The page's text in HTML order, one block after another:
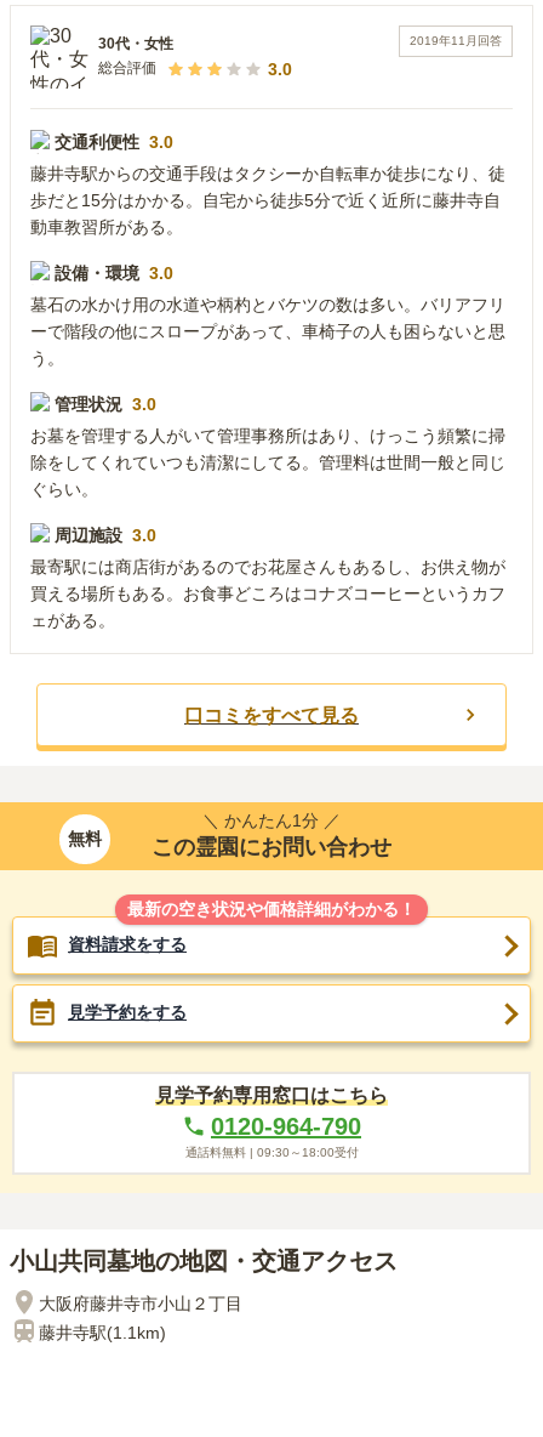
2019年11月 回答
30代 ・ 女性
総合評価
3.0
交通利便性 3.0
藤井寺駅からの交通手段はタクシーか自転車か徒歩になり、徒
歩だと15分はかかる。自宅から徒歩5分で近く近所に藤井寺自
動車教習所がある。
設備・環境 3.0
墓石の水かけ用の水道や柄杓とバケツの数は多い。バリアフリ
ーで階段の他にスロープがあって、車椅子の人も困らないと思
う。
管理状況 3.0
お墓を管理する人がいて管理事務所はあり、けっこう頻繁に掃
除をしてくれていつも清潔にしてる。管理料は世間一般と同じ
ぐらい。
周辺施設 3.0
最寄駅には商店街があるのでお花屋さんもあるし、お供え物が
買える場所もある。お食事どころはコナズコーヒーというカフ
ェがある。
口コミをすべて見る
無料
＼ かんたん1分 ／
この霊園にお問い合わせ
最新の空き状況や価格詳細がわかる！
資料請求をする
見学予約をする
見学予約専用窓口はこちら
0120-964-790
通話料無料 | 09:30～18:00受付
小山共同墓地の地図・交通アクセス
大阪府藤井寺市小山２丁目
藤井寺駅(1.1km)